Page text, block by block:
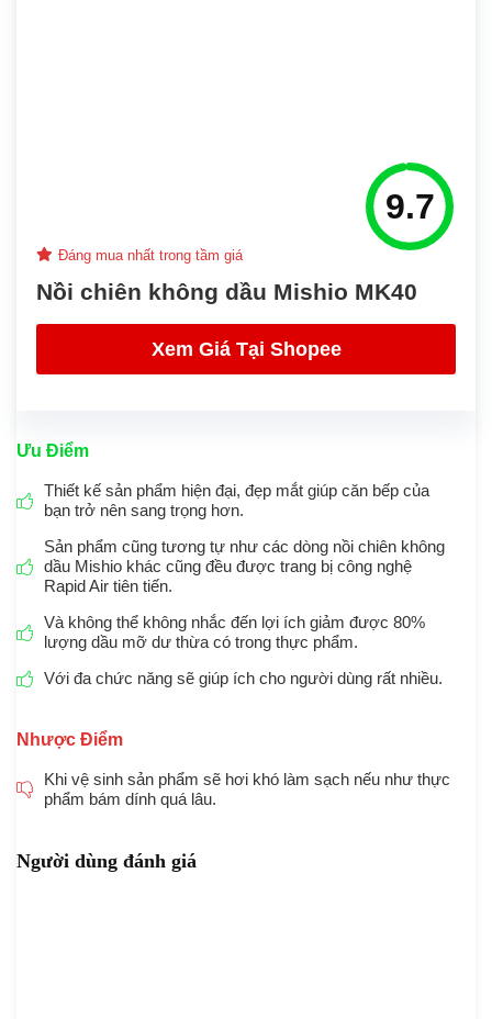
9.7
Đáng mua nhất trong tầm giá
Nồi chiên không dầu Mishio MK40
Xem Giá Tại Shopee
Ưu Điểm
Thiết kế sản phẩm hiện đại, đẹp mắt giúp căn bếp của
bạn trở nên sang trọng hơn.
Sản phẩm cũng tương tự như các dòng nồi chiên không
dầu Mishio khác cũng đều được trang bị công nghệ
Rapid Air tiên tiến.
Và không thể không nhắc đến lợi ích giảm được 80%
lượng dầu mỡ dư thừa có trong thực phẩm.
Với đa chức năng sẽ giúp ích cho người dùng rất nhiều.
Nhược Điểm
Khi vệ sinh sản phẩm sẽ hơi khó làm sạch nếu như thực
phẩm bám dính quá lâu.
Người dùng đánh giá